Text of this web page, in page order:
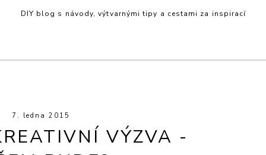
DIY blog s návody, výtvarnými tipy a cestami za inspirací
7. ledna 2015
VÝZVA -